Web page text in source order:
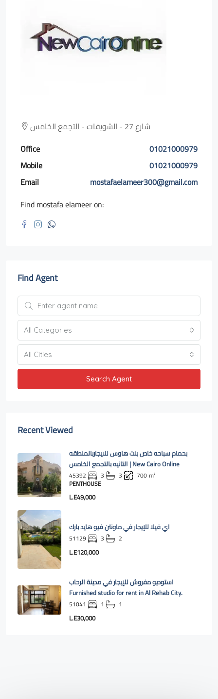
شارع 27 - الشويفات - التجمع الخامس
Office
01021000979
Mobile
01021000979
Email
mostafaelameer300@gmail.com
Find mostafa elameer on:
Find Agent
All Categories
All Cities
Search Agent
Recent Viewed
بحمام سباحه خاص بنت هاوس للايجاربالمنطقه
التانيه بالتجمع الخامس | New Cairo Online
45392 3 3 700m²
PENTHOUSE
L.E49,000
اي فيلا للإيجار في ماونتن فيو هايد بارك
51129 3 2
L.E120,000
استوديو مفروش للإيجار في مدينة الرحاب
Furnished studio for rent in Al Rehab City.
51041 1 1
L.E30,000